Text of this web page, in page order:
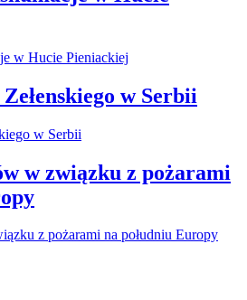
w Serbii
w związku z pożarami